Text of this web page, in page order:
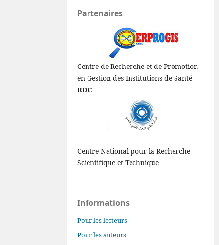
Partenaires
Centre de Recherche et de Promotion
en Gestion des Institutions de Santé -
RDC
Centre National pour la Recherche
Scientifique et Technique
Informations
Pour les lecteurs
Pour les auteurs